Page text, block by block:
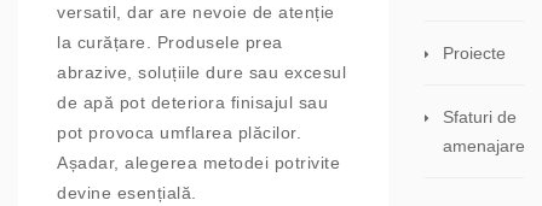
versatil, dar are nevoie de atenție
la curățare. Produsele prea
abrazive, soluțiile dure sau excesul
de apă pot deteriora finisajul sau
pot provoca umflarea plăcilor.
Așadar, alegerea metodei potrivite
devine esențială.
Proiecte
Sfaturi de
amenajare